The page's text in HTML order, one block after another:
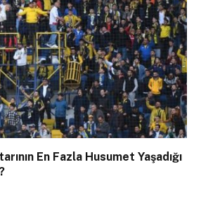
En Fazla Husumet Yaşadığı